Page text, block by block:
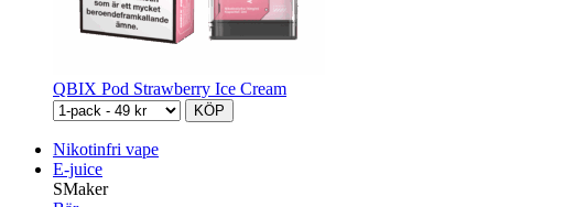
QBIX Pod Strawberry Ice Cream
KÖP
Nikotinfri vape
E-juice
SMaker